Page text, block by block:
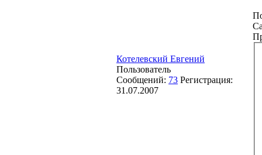
Котелевский Евгений
Пользователь
Сообщений: 73 Регистрация:
31.07.2007